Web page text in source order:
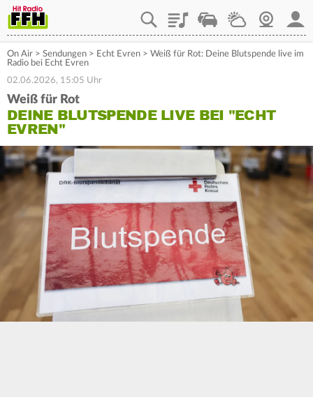
PlaylistStaupilotWetterWebcam
On Air > Sendungen > Echt Evren > Weiß für Rot: Deine Blutspende live im
Radio bei Echt Evren
02.06.2026, 15:05 Uhr
Weiß für Rot
DEINE BLUTSPENDE LIVE BEI "ECHT
EVREN"